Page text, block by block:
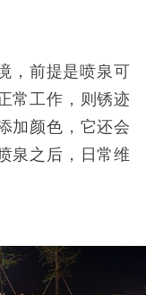
，前提是喷泉可
常工作，则锈迹
加颜色，它还会
泉之后，日常维